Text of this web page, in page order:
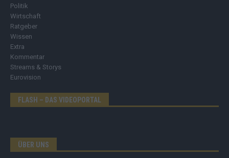
Politik
Wirtschaft
Ratgeber
Wissen
Extra
Kommentar
Streams & Storys
Eurovision
FLASH – DAS VIDEOPORTAL
ÜBER UNS